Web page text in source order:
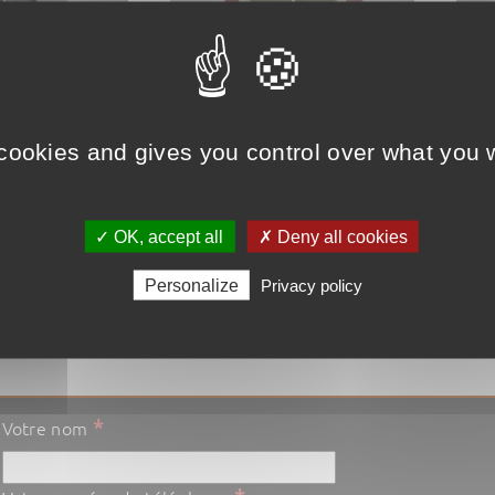
MANGROVE
Voir le produit
Ajouter au panier
Votre nom *
and gives you control over what you
✓ OK, accept all ✗ Deny all cookies
Personalize Privacy policy